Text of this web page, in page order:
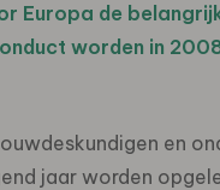
Europa de
worden in
en
jaar worden